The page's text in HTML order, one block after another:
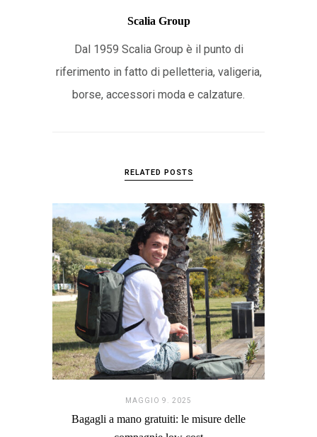
Scalia Group
Dal 1959 Scalia Group è il punto di
riferimento in fatto di pelletteria, valigeria,
borse, accessori moda e calzature.
RELATED POSTS
MAGGIO 9. 2025
Bagagli a mano gratuiti: le misure delle